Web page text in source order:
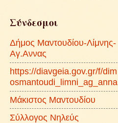
Σύνδεσμοι
Δήμος Μαντουδίου-Λίμνης-
Αγ.Αννας
https://diavgeia.gov.gr/f/dim
osmantoudi_limni_ag_anna
Μάκιστος Μαντουδίου
Σύλλογος Νηλεύς